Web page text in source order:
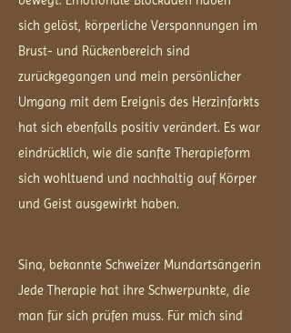
sich gelöst, körperliche Verspannungen im
Brust- und Rückenbereich sind
zurückgegangen und mein persönlicher
Umgang mit dem Ereignis des Herzinfarkts
hat sich ebenfalls positiv verändert. Es war
eindrücklich, wie die sanfte Therapieform
sich wohltuend und nachhaltig auf Körper
und Geist ausgewirkt haben.
Sina, bekannte Schweizer Mundartsängerin
Jede Therapie hat ihre Schwerpunkte, die
man für sich prüfen muss. Für mich sind